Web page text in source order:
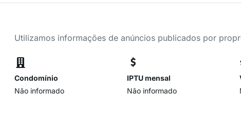
Utilizamos informações de anúncios publicados por
Condomínio
Não informado
IPTU mensal
Não informado